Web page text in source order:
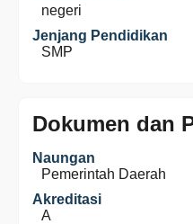
negeri
Jenjang Pendidikan
SMP
Dokumen dan
Naungan
Pemerintah Daerah
Akreditasi
A